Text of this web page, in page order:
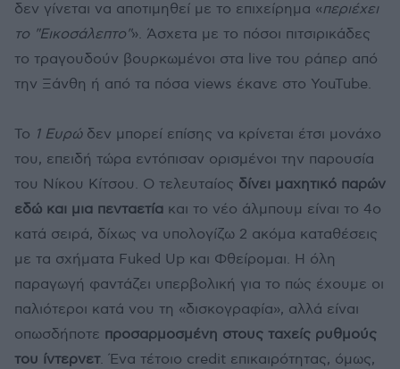
δεν γίνεται να αποτιμηθεί με το επιχείρημα «περιέχει
το "Εικοσάλεπτο"». Άσχετα με το πόσοι πιτσιρικάδες
το τραγουδούν βουρκωμένοι στα live του ράπερ από
την Ξάνθη ή από τα πόσα views έκανε στο YouTube.
Το 1 Ευρώδεν μπορεί επίσης να κρίνεται έτσι μονάχο
του, επειδή τώρα εντόπισαν ορισμένοι την παρουσία
του Νίκου Κίτσου. Ο τελευταίος δίνει μαχητικό παρών
εδώ και μια πενταετία και το νέο άλμπουμ είναι το 4ο
κατά σειρά, δίχως να υπολογίζω 2 ακόμα καταθέσεις
με τα σχήματα Fuked Up και Φθείρομαι. Η όλη
παραγωγή φαντάζει υπερβολική για το πώς έχουμε οι
παλιότεροι κατά νου τη «δισκογραφία», αλλά είναι
οπωσδήποτε προσαρμοσμένη στους ταχείς ρυθμούς
του ίντερνετ. Ένα τέτοιο credit επικαιρότητας, όμως,